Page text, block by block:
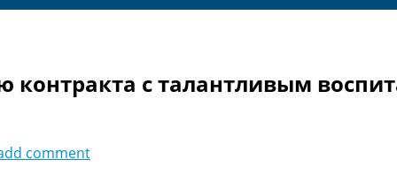
контракта с талантливым
comment